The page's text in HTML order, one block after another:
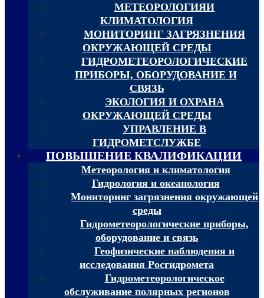
МЕТЕОРОЛОГИЯИ
КЛИМАТОЛОГИЯ
МОНИТОРИНГ ЗАГРЯЗНЕНИЯ
ОКРУЖАЮЩЕЙ СРЕДЫ
ГИДРОМЕТЕОРОЛОГИЧЕСКИЕ
ПРИБОРЫ, ОБОРУДОВАНИЕ И
СВЯЗЬ
ЭКОЛОГИЯ И ОХРАНА
ОКРУЖАЮЩЕЙ СРЕДЫ
УПРАВЛЕНИЕ В
ГИДРОМЕТСЛУЖБЕ
ПОВЫШЕНИЕ КВАЛИФИКАЦИИ
Метеорология и климатология
Гидрология и океанология
Мониторинг загрязнения окружающей
среды
Гидрометеорологические приборы,
оборудование и связь
Геофизические наблюдения и
исследования Росгидромета
Гидрометеорологическое
обслуживание полярных регионов